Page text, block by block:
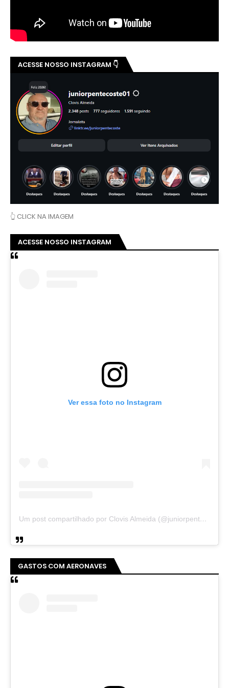
ACESSE NOSSO INSTAGRAM 👇
👆 CLICK NA IMAGEM
ACESSE NOSSO INSTAGRAM
Ver essa foto no Instagram
Um post compartilhado por Clovis Almeida (@juniorpentecoste01)
GASTOS COM AERONAVES